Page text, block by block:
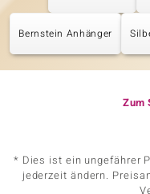
Bernstein Anhänger
Zum
* Dies ist ein ungefährer
jederzeit ändern.